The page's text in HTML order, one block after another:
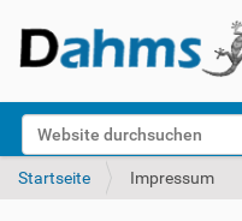
Website durchsuchen
k
Startseite Impressum